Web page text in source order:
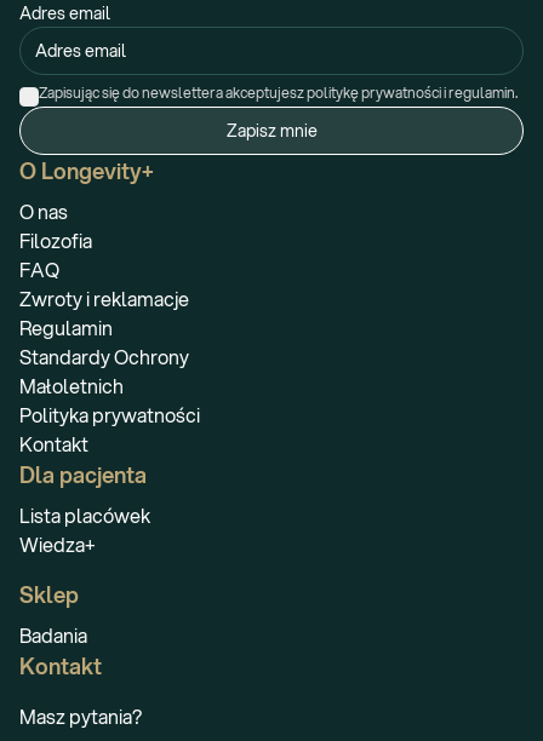
O Longevity+
O nas
Filozofia
FAQ
Zwroty i reklamacje
Regulamin
Standardy Ochrony
Małoletnich
Polityka prywatności
Kontakt
Dla pacjenta
Lista placówek
Wiedza+
Sklep
Badania
Kontakt
Masz pytania?
Adres email
Zapisując się do newslettera akceptujesz politykę prywatności i regulamin.
Zapisz mnie